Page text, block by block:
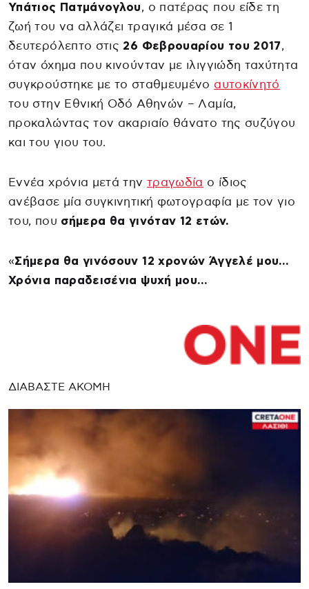
Υπάτιος Πατμάνογλου, ο πατέρας που είδε τη
ζωή του να αλλάζει τραγικά μέσα σε 1
δευτερόλεπτο στις 26 Φεβρουαρίου του 2017,
όταν όχημα που κινούνταν με ιλιγγιώδη ταχύτητα
συγκρούστηκε με το σταθμευμένο αυτοκίνητό
του στην Εθνική Οδό Αθηνών – Λαμία,
προκαλώντας τον ακαριαίο θάνατο της συζύγου
και του γιου του.
Εννέα χρόνια μετά την τραγωδία ο ίδιος
ανέβασε μία συγκινητική φωτογραφία με τον γιο
του, που σήμερα θα γινόταν 12 ετών.
«Σήμερα θα γινόσουν 12 χρονών Άγγελέ μου…
Χρόνια παραδεισένια ψυχή μου…
ΔΙΑΒΑΣΤΕ ΑΚΟΜΗ